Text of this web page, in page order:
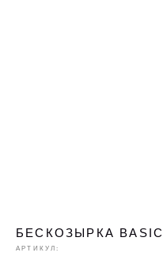
БЕСКОЗЫРКА BASIC
АРТИКУЛ: